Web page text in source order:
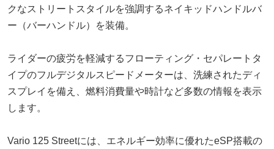
クなストリートスタイルを強調するネイキッドハンドルバ
ー（バーハンドル）を装備。
ライダーの疲労を軽減するフローティング・セパレートタ
イプのフルデジタルスピードメーターは、洗練されたディ
スプレイを備え、燃料消費量や時計など多数の情報を表示
します。
Vario 125 Streetには、エネルギー効率に優れたeSP搭載の